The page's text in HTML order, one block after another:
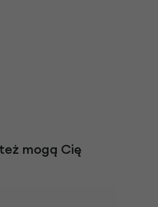
mogą Cię